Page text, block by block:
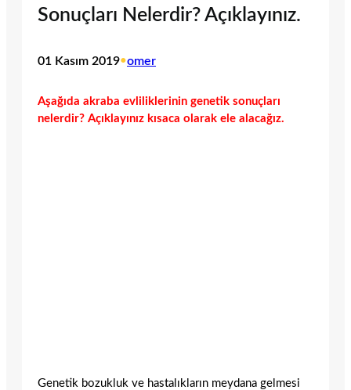
Sonuçları Nelerdir? Açıklayınız.
01 Kasım 2019•omer
Aşağıda akraba evliliklerinin genetik sonuçları
nelerdir? Açıklayınız kısaca olarak ele alacağız.
Genetik bozukluk ve hastalıkların meydana gelmesi